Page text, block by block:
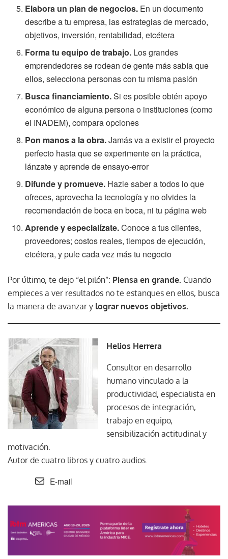
Elabora un plan de negocios. En un documento
describe a tu empresa, las estrategias de mercado,
objetivos, inversión, rentabilidad, etcétera
Forma tu equipo de trabajo. Los grandes
emprendedores se rodean de gente más sabía que
ellos, selecciona personas con tu misma pasión
Busca financiamiento.Si es posible obtén apoyo
económico de alguna persona o instituciones (como
el INADEM), compara opciones
Pon manos a la obra.Jamás va a existir el proyecto
perfecto hasta que se experimente en la práctica,
lánzate y aprende de ensayo-error
Difunde y promueve. Hazle saber a todos lo que
ofreces, aprovecha la tecnología y no olvides la
recomendación de boca en boca, ni tu página web
Aprende y especialízate.Conoce a tus clientes,
proveedores; costos reales, tiempos de ejecución,
etcétera, y pule cada vez más tu negocio
Por último, te dejo “el pilón”: Piensa en grande. Cuando
empieces a ver resultados no te estanques en ellos, busca
la manera de avanzar y lograr nuevos objetivos.
Helios Herrera
Consultor en desarrollo
humano vinculado a la
productividad, especialista en
procesos de integración,
trabajo en equipo,
sensibilización actitudinal y
motivación.
Autor de cuatro libros y cuatro audios.
E-mail